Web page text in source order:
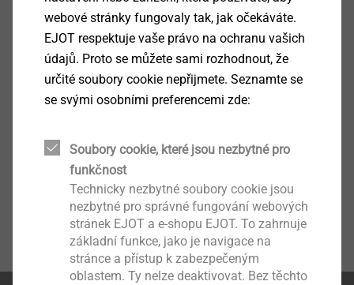
webové stránky fungovaly tak, jak očekáváte.
EJOT respektuje vaše právo na ochranu vašich
údajů. Proto se můžete sami rozhodnout, že
určité soubory cookie nepřijmete. Seznamte se
se svými osobními preferencemi zde:
Soubory cookie, které jsou nezbytné pro
funkčnost
Technicky nezbytné soubory cookie jsou
nezbytné pro správné fungování webových
stránek EJOT a e-shopu EJOT. To zahrnuje
základní funkce, jako je navigace na
stránce a přístup k zabezpečeným
oblastem. Ty nelze deaktivovat. Bez těchto